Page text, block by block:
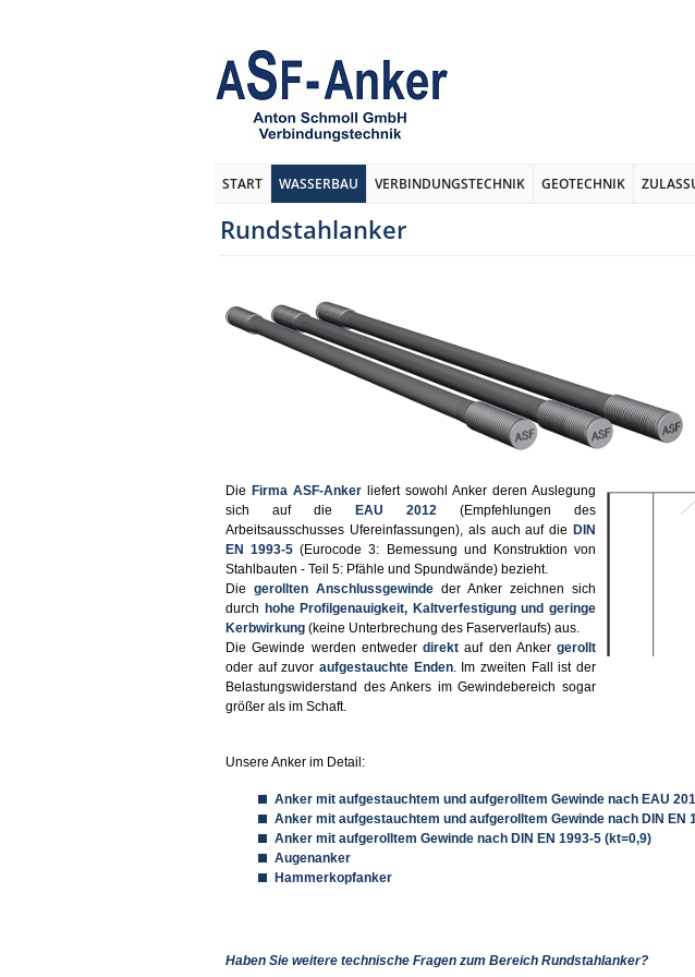
START WASSERBAU VERBINDUNGSTECHNIK GEOTECHNIK
Rundstahlanker
Die Firma ASF-Anker liefert sowohl Anker deren Auslegung
sich auf die
EAU 2012 (Empfehlungen des
Arbeitsausschusses Ufereinfassungen), als auch auf die DIN
EN 1993-5 (Eurocode 3: Bemessung und Konstruktion von
Stahlbauten - Teil 5: Pfähle und Spundwände) bezieht.
Die gerollten Anschlussgewinde der Anker zeichnen sich
durch hohe Profilgenauigkeit, Kaltverfestigung und geringe
Kerbwirkung (keine Unterbrechung des Faserverlaufs) aus.
Die Gewinde werden entweder direkt auf den Anker gerollt
oder auf zuvor aufgestauchte Enden. Im zweiten Fall ist der
Belastungswiderstand des Ankers im Gewindebereich sogar
größer als im Schaft.
Unsere Anker im Detail:
Anker mit aufgestauchtem und aufgerolltem Gewinde nach EAU
Anker mit aufgestauchtem und aufgerolltem Gewinde nach DIN EN
Anker mit aufgerolltem Gewinde nach DIN EN 1993-5 (kt=0,9)
Augenanker
Hammerkopfanker
Anzeigen
Haben Sie weitere technische Fragen zum Bereich Rundstahlanker?